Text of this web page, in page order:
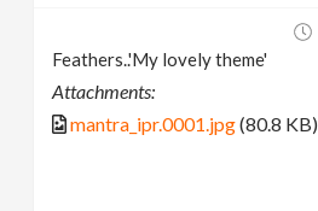
Feathers..'My lovely theme'
Attachments:
mantra_ipr.0001.jpg(80.8 KB)